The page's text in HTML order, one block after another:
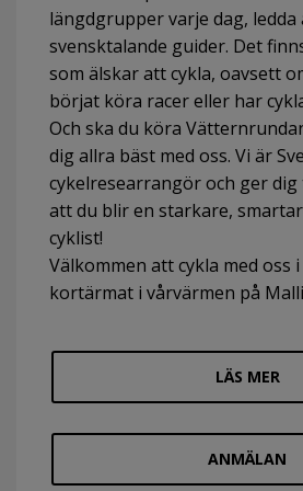
längdgrupper varje dag, ledda
svensktalande guider. Det
som älskar att cykla, oavsett
börjat köra racer eller har
Och ska du köra
dig allra bäst med oss. Vi är
cykelresearrangör och ger
att du blir en starkare,
cyklist!
Välkommen att cykla med oss
kortärmat i vårvärmen på
LÄS MER
ANMÄLAN